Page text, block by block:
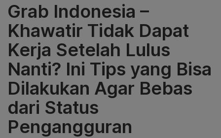
Grab Indonesia –
Khawatir Tidak Dapat
Kerja Setelah Lulus
Nanti? Ini Tips yang Bisa
Dilakukan Agar Bebas
dari Status
Pengangguran